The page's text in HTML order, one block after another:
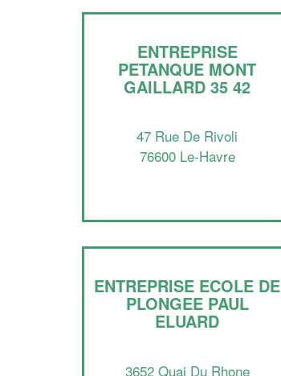
ENTREPRISE
PETANQUE MONT
GAILLARD 35 42
47 Rue De Rivoli
76600 Le-Havre
ENTREPRISE ECOLE DE
PLONGEE PAUL
ELUARD
3652 Quai Du Rhone